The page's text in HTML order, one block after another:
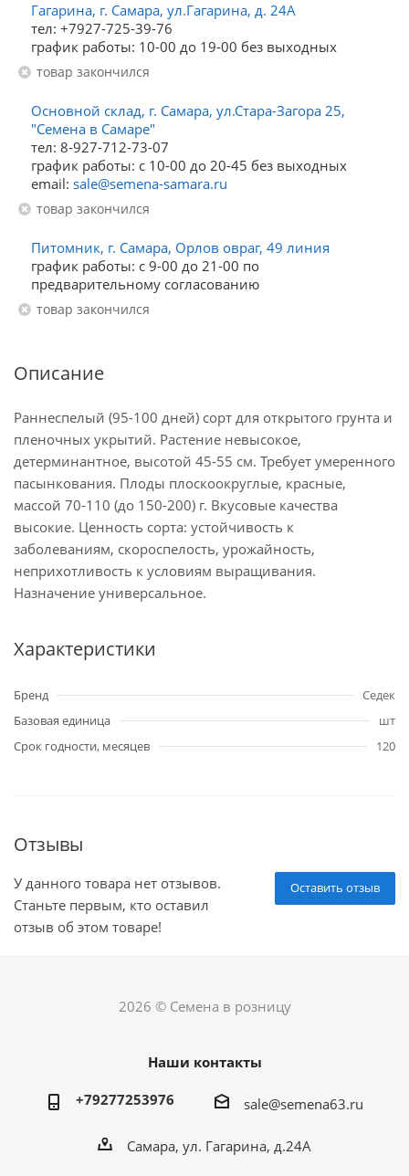
Гагарина, г. Самара, ул.Гагарина, д. 24А
тел: +7927-725-39-76
график работы: 10-00 до 19-00 без выходных
Товар закончился
Основной склад, г. Самара, ул.Стара-Загора 25,
"Семена в Самаре"
тел: 8-927-712-73-07
график работы: с 10-00 до 20-45 без выходных
email: sale@semena-samara.ru
Товар закончился
Питомник, г. Самара, Орлов овраг, 49 линия
график работы: с 9-00 до 21-00 по
предварительному согласованию
Товар закончился
Описание
Раннеспелый (95-100 дней) сорт для открытого грунта и
пленочных укрытий. Растение невысокое,
детерминантное, высотой 45-55 см. Требует умеренного
пасынкования. Плоды плоскоокруглые, красные,
массой 70-110 (до 150-200) г. Вкусовые качества
высокие. Ценность сорта: устойчивость к
заболеваниям, скороспелость, урожайность,
неприхотливость к условиям выращивания.
Назначение универсальное.
Характеристики
Бренд
Седек
Базовая единица
шт
Срок годности, месяцев
120
Отзывы
Оставить отзыв
У данного товара нет отзывов.
Станьте первым, кто оставил
отзыв об этом товаре!
2026 © Семена в розницу
Наши контакты
+79277253976 sale@semena63.ru
Самара, ул. Гагарина, д.24А